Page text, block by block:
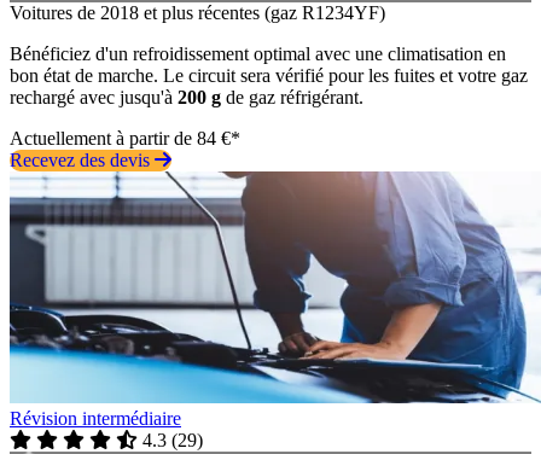
Voitures de 2018 et plus récentes (gaz R1234YF)
Bénéficiez d'un refroidissement optimal avec une climatisation en
bon état de marche. Le circuit sera vérifié pour les fuites et votre gaz
rechargé avec jusqu'à 200 g de gaz réfrigérant.
Actuellement à partir de 84 €*
Recevez des devis
Révision intermédiaire
4.3 (29)